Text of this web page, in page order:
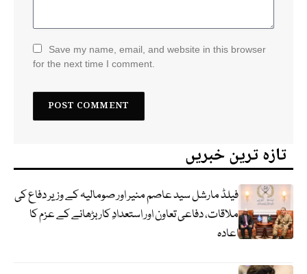
Save my name, email, and website in this browser
for the next time I comment.
تازہ ترین خبریں
فیلڈ مارشل سید عاصم منیر اور صومالیہ کے وزیر دفاع کی
ملاقات، دفاعی تعاون اور استعدادِ کار بڑھانے کے عزم کا
اعادہ